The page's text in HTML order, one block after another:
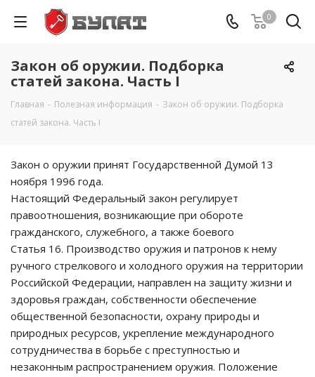
0
Закон об оружии. Подборка
статей закона. Часть I
Главная - Полезная информация - Закон об оружии. Подборка
статей закона. Часть I
Закон о оружии принят Государственной Думой 13
ноября 1996 года.
Настоящий Федеральный закон регулирует
правоотношения, возникающие при обороте
гражданского, служебного, а также боевого
Статья 16. Производство оружия и патронов к нему
ручного стрелкового и холодного оружия на территории
Российской Федерации, направлен на защиту жизни и
здоровья граждан, собственности обеспечение
общественной безопасности, охрану природы и
природных ресурсов, укрепление международного
сотрудничества в борьбе с преступностью и
незаконным распространением оружия. Положение